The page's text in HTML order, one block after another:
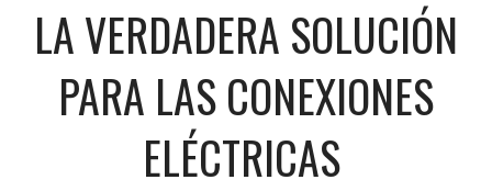
LA VERDADERA SOLUCIÓN
PARA LAS CONEXIONES
ELÉCTRICAS